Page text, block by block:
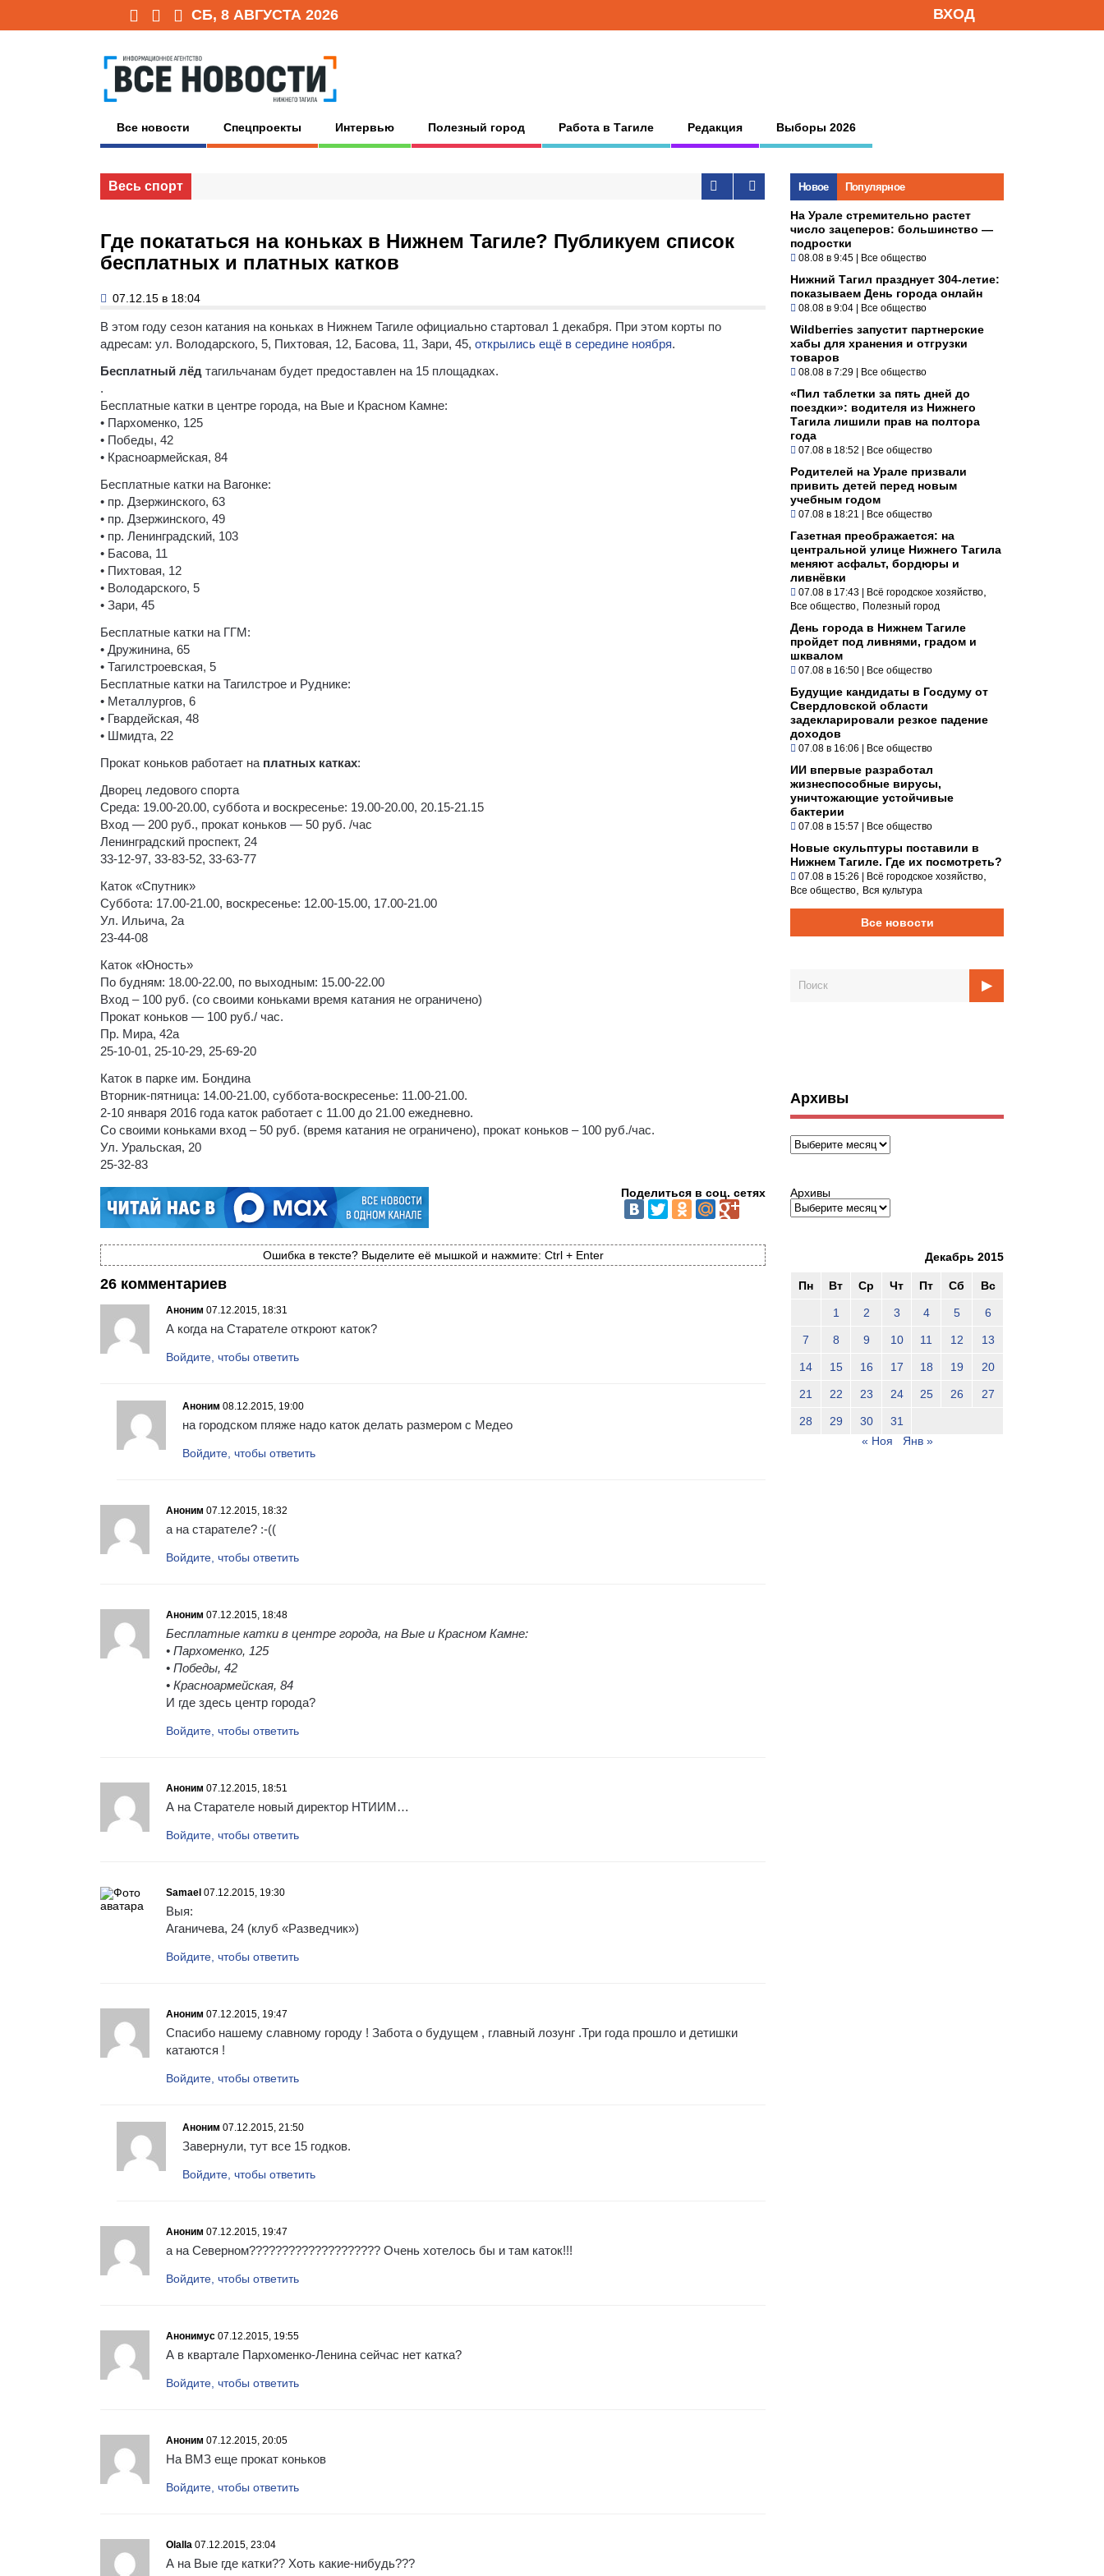
СБ, 8 АВГУСТА 2026 ВХОД
Все новости Спецпроекты Интервью Полезный город Работа в Тагиле Редакция Выборы 2026
Весь спорт
Где покататься на коньках в Нижнем Тагиле? Публикуем список
бесплатных и платных катков
07.12.15 в 18:04
В этом году сезон катания на коньках в Нижнем Тагиле официально стартовал 1 декабря. При этом корты по
адресам: ул. Володарского, 5, Пихтовая, 12, Басова, 11, Зари, 45, открылись ещё в середине ноября.
Бесплатный лёд тагильчанам будет предоставлен на 15 площадках.
.
Бесплатные катки в центре города, на Вые и Красном Камне:
• Пархоменко, 125
• Победы, 42
• Красноармейская, 84
Бесплатные катки на Вагонке:
• пр. Дзержинского, 63
• пр. Дзержинского, 49
• пр. Ленинградский, 103
• Басова, 11
• Пихтовая, 12
• Володарского, 5
• Зари, 45
Бесплатные катки на ГГМ:
• Дружинина, 65
• Тагилстроевская, 5
Бесплатные катки на Тагилстрое и Руднике:
• Металлургов, 6
• Гвардейская, 48
• Шмидта, 22
Прокат коньков работает на платных катках:
Дворец ледового спорта
Среда: 19.00-20.00, суббота и воскресенье: 19.00-20.00, 20.15-21.15
Вход — 200 руб., прокат коньков — 50 руб. /час
Ленинградский проспект, 24
33-12-97, 33-83-52, 33-63-77
Каток «Спутник»
Суббота: 17.00-21.00, воскресенье: 12.00-15.00, 17.00-21.00
Ул. Ильича, 2а
23-44-08
Каток «Юность»
По будням: 18.00-22.00, по выходным: 15.00-22.00
Вход – 100 руб. (со своими коньками время катания не ограничено)
Прокат коньков — 100 руб./ час.
Пр. Мира, 42а
25-10-01, 25-10-29, 25-69-20
Каток в парке им. Бондина
Вторник-пятница: 14.00-21.00, суббота-воскресенье: 11.00-21.00.
2-10 января 2016 года каток работает с 11.00 до 21.00 ежедневно.
Со своими коньками вход – 50 руб. (время катания не ограничено), прокат коньков – 100 руб./час.
Ул. Уральская, 20
25-32-83
Поделиться в соц. сетях
Ошибка в тексте? Выделите её мышкой и нажмите: Ctrl + Enter
26 комментариев
Аноним 07.12.2015, 18:31
А когда на Старателе откроют каток?
Войдите, чтобы ответить
Аноним 08.12.2015, 19:00
на городском пляже надо каток делать размером с Медео
Войдите, чтобы ответить
Аноним 07.12.2015, 18:32
а на старателе? :-((
Войдите, чтобы ответить
Аноним 07.12.2015, 18:48
Бесплатные катки в центре города, на Вые и Красном Камне:
• Пархоменко, 125
• Победы, 42
• Красноармейская, 84
И где здесь центр города?
Войдите, чтобы ответить
Аноним 07.12.2015, 18:51
А на Старателе новый директор НТИИМ…
Войдите, чтобы ответить
Samael 07.12.2015, 19:30
Выя:
Аганичева, 24 (клуб «Разведчик»)
Войдите, чтобы ответить
Аноним 07.12.2015, 19:47
Спасибо нашему славному городу ! Забота о будущем , главный лозунг .Три года прошло и детишки
катаются !
Войдите, чтобы ответить
Аноним 07.12.2015, 21:50
Завернули, тут все 15 годков.
Войдите, чтобы ответить
Аноним 07.12.2015, 19:47
а на Северном???????????????????? Очень хотелось бы и там каток!!!
Войдите, чтобы ответить
Анонимус 07.12.2015, 19:55
А в квартале Пархоменко-Ленина сейчас нет катка?
Войдите, чтобы ответить
Аноним 07.12.2015, 20:05
На ВМЗ еще прокат коньков
Войдите, чтобы ответить
Olalla 07.12.2015, 23:04
А на Вые где катки?? Хоть какие-нибудь???
Новое Популярное
На Урале стремительно растет
число зацеперов: большинство —
подростки
08.08 в 9:45 | Все общество
Нижний Тагил празднует 304-летие:
показываем День города онлайн
08.08 в 9:04 | Все общество
Wildberries запустит партнерские
хабы для хранения и отгрузки
товаров
08.08 в 7:29 | Все общество
«Пил таблетки за пять дней до
поездки»: водителя из Нижнего
Тагила лишили прав на полтора
года
07.08 в 18:52 | Все общество
Родителей на Урале призвали
привить детей перед новым
учебным годом
07.08 в 18:21 | Все общество
Газетная преображается: на
центральной улице Нижнего Тагила
меняют асфальт, бордюры и
ливнёвки
07.08 в 17:43 | Всё городское хозяйство
Все общество Полезный город
День города в Нижнем Тагиле
пройдет под ливнями, градом и
шквалом
07.08 в 16:50 | Все общество
Будущие кандидаты в Госдуму от
Свердловской области
задекларировали резкое падение
доходов
07.08 в 16:06 | Все общество
ИИ впервые разработал
жизнеспособные вирусы,
уничтожающие устойчивые
бактерии
07.08 в 15:57 | Все общество
Новые скульптуры поставили в
Нижнем Тагиле. Где их посмотреть?
07.08 в 15:26 | Всё городское хозяйство
Все общество Вся культура
Все новости
Архивы
Архивы
Архивы
Декабрь 2015
Пн Вт Ср Чт Пт Сб Вс
1 2 3 4 5 6
7 8 9 10 11 12 13
14 15 16 17 18 19 20
21 22 23 24 25 26 27
28 29 30
31
« Ноя
Янв »